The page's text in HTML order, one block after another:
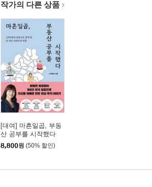
작가의 다른 상품
[대여] 마흔일곱, 부동
산 공부를 시작했다
8,800원 (50% 할인)